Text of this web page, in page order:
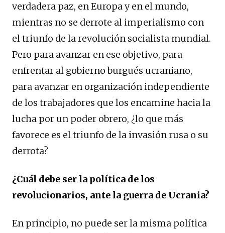
verdadera paz, en Europa y en el mundo,
mientras no se derrote al imperialismo con
el triunfo de la revolución socialista mundial.
Pero para avanzar en ese objetivo, para
enfrentar al gobierno burgués ucraniano,
para avanzar en organización independiente
de los trabajadores que los encamine hacia la
lucha por un poder obrero, ¿lo que más
favorece es el triunfo de la invasión rusa o su
derrota?
¿Cuál debe ser la política de los
revolucionarios, ante la guerra de Ucrania?
En principio, no puede ser la misma política